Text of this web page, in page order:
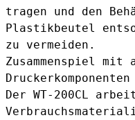
tragen und den
Plastikbeutel
zu vermeiden.
Zusammenspiel mit
Druckerkomponenten
Der WT-200CL